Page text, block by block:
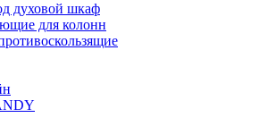
духовой шкаф
для колонн